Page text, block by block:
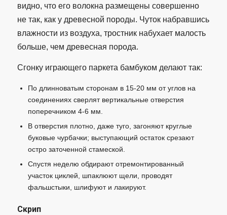
видно, что его волокна размещены совершенно
не так, как у древесной породы. Чуток набравшись
влажности из воздуха, тростник набухает малость
больше, чем древесная порода.
Сгонку играющего паркета бамбуком делают так:
По длинноватым сторонам в 15-20 мм от углов на
соединениях сверлят вертикальные отверстия
поперечником 4-6 мм.
В отверстия плотно, даже туго, загоняют круглые
буковые чурбачки; выступающий остаток срезают
остро заточенной стамеской.
Спустя неделю обдирают отремонтированный
участок циклей, шпаклюют щели, проводят
фальшстыки, шлифуют и лакируют.
Скрип